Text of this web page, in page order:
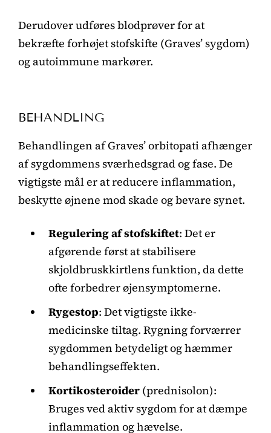
Derudover udføres blodprøver for at
bekræfte forhøjet stofskifte (Graves’ sygdom)
og autoimmune markører.
BEHANDLING
Behandlingen af Graves’ orbitopati afhænger
af sygdommens sværhedsgrad og fase. De
vigtigste mål er at reducere inflammation,
beskytte øjnene mod skade og bevare synet.
Regulering af stofskiftet: Det er
afgørende først at stabilisere
skjoldbruskkirtlens funktion, da dette
ofte forbedrer øjensymptomerne.
Rygestop: Det vigtigste ikke-
medicinske tiltag. Rygning forværrer
sygdommen betydeligt og hæmmer
behandlingseffekten.
Kortikosteroider (prednisolon):
Bruges ved aktiv sygdom for at dæmpe
inflammation og hævelse.